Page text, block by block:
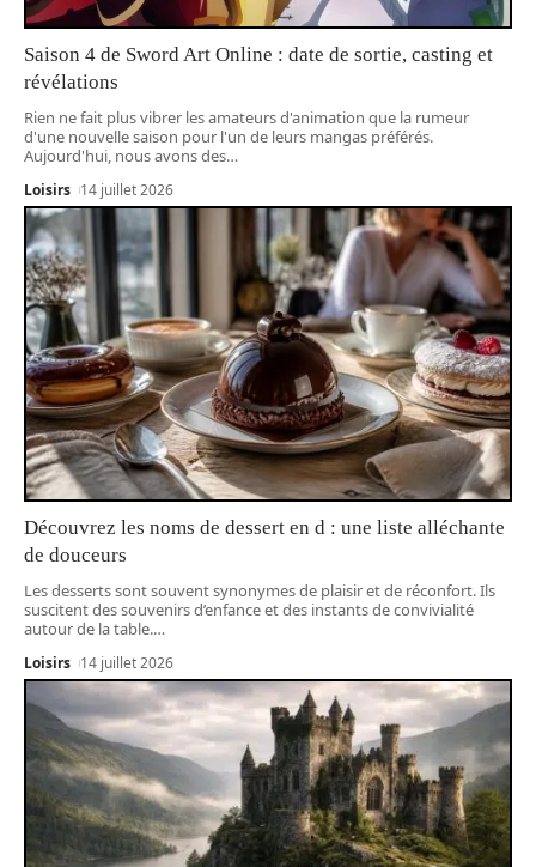
Saison 4 de Sword Art Online : date de sortie, casting et
révélations
Rien ne fait plus vibrer les amateurs d'animation que la rumeur
d'une nouvelle saison pour l'un de leurs mangas préférés.
Aujourd'hui, nous avons des…
Loisirs 14 juillet 2026
Découvrez les noms de dessert en d : une liste alléchante
de douceurs
Les desserts sont souvent synonymes de plaisir et de réconfort. Ils
suscitent des souvenirs d’enfance et des instants de convivialité
autour de la table.…
Loisirs 14 juillet 2026